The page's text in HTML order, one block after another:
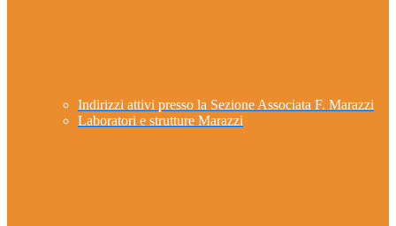
Indirizzi attivi presso la Sezione Associata F. Marazzi
Laboratori e strutture Marazzi